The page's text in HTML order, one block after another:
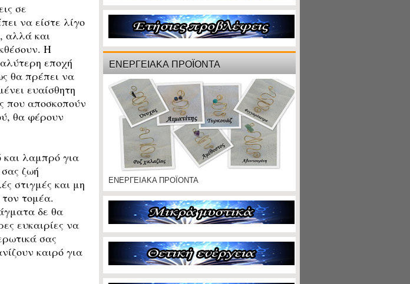
σε
να είστε λίγο
αλλά και
Η
εποχή
θα πρέπει να
ευαίσθητη
που αποσκοπούν
θα φέρουν
λαμπρό για
ζωή
στιγμές και μη
τομέα.
δε θα
ευκαιρίες να
σας
καιρό για
ΕΝΕΡΓΕΙΑΚΑ ΠΡΟΪΟΝΤΑ
ΕΝΕΡΓΕΙΑΚΑ ΠΡΟΪΟΝΤΑ